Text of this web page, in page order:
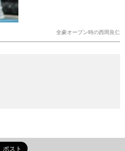
全豪オープン時の西岡良仁